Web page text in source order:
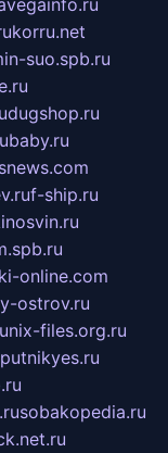
korru.net
suo.spb.ru
dugshop.ru
f-ship.ru
online.com
ostrov.ru
nix-files.org.ru
sobakopedia.ru